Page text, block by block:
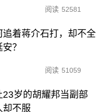
阅读 52581
追着蒋介石打，却不全
？
阅读 51059
23岁的胡耀邦当副部
却不服